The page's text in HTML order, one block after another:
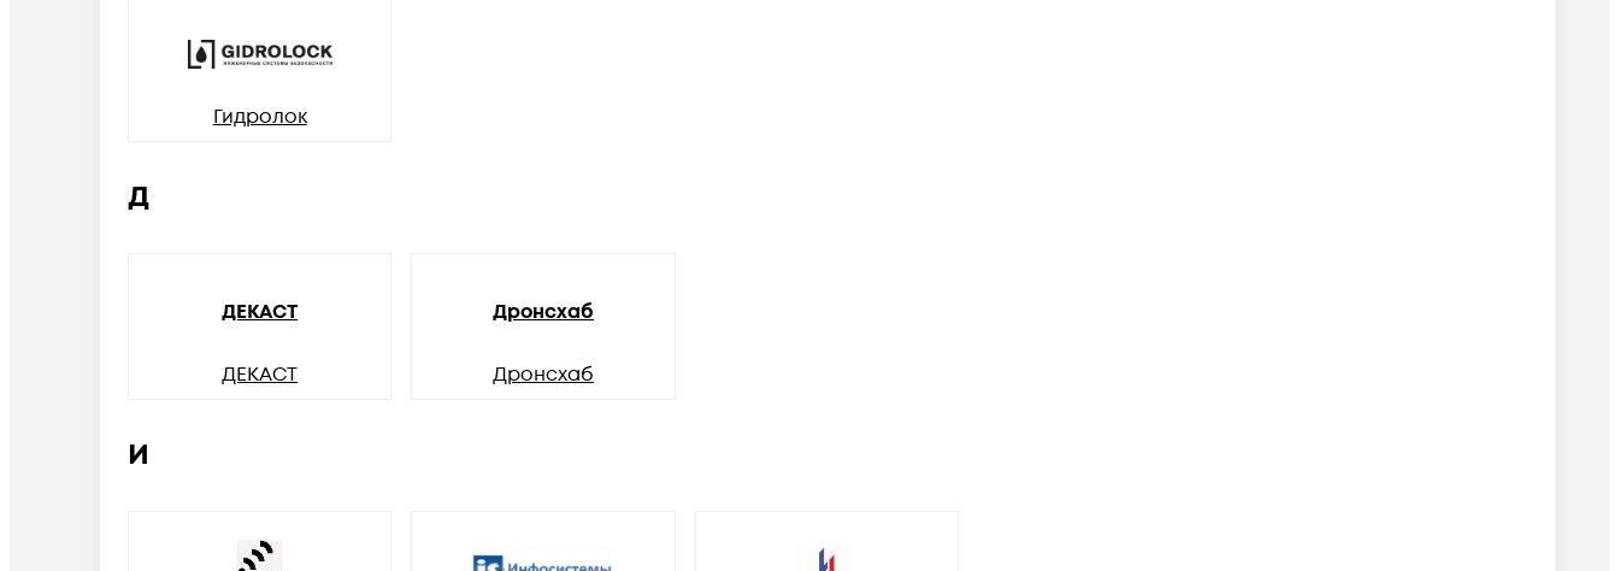
Гидролок
Д
ДЕКАСТ
ДЕКАСТ
Дронсхаб
Дронсхаб
И